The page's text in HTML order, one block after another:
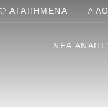
ΑΓΑΠΗΜΈΝΑ
ΝΈΑ